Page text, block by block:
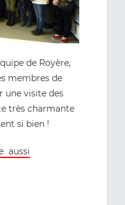
de Royère,
membres de
une visite des
très charmante
si bien !
aussi